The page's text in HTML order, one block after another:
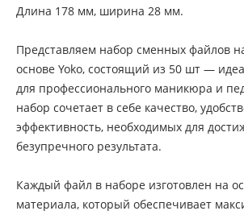
Длина 178 мм, ширина 28 мм.
Представляем набор сменных файлов
основе Yoko, состоящий из 50 шт —
для профессионального маникюра и
набор сочетает в себе качество,
эффективность, необходимых для
безупречного результата.
Каждый файл в наборе изготовлен на
материала, который обеспечивает